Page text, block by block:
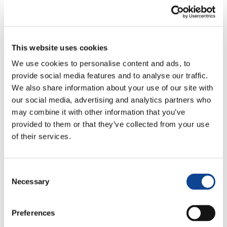
This website uses cookies
We use cookies to personalise content and ads, to
provide social media features and to analyse our traffic.
We also share information about your use of our site with
our social media, advertising and analytics partners who
may combine it with other information that you’ve
provided to them or that they’ve collected from your use
of their services.
Selection
Necessary
Preferences
Marie Aloia